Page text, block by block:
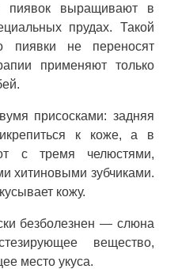
пиявок выращивают в
прудах. Такой
пиявки не переносят
применяют только
присосками: задняя
к коже, а в
с тремя челюстями,
хитиновыми зубчиками.
кожу.
безболезнен — слюна
вещество,
место укуса.